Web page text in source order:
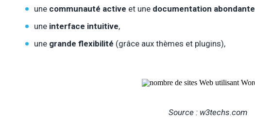
une communauté active et une documentation abondante
une interface intuitive,
une grande flexibilité (grâce aux thèmes et plugins),
Source : w3techs.com